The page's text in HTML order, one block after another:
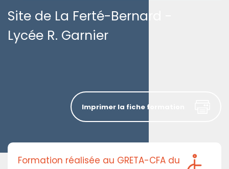
Site de La Ferté-Bernard -
Lycée R. Garnier
Formation réalisée au GRETA-CFA du
Imprimer la fiche formation